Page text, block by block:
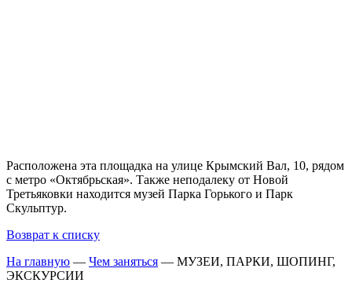
Расположена эта площадка на улице Крымский Вал, 10, рядом
с метро «Октябрьская». Также неподалеку от Новой
Третьяковки находится музей Парка Горького и Парк
Скульптур.
Возврат к списку
На главную — Чем заняться — МУЗЕИ, ПАРКИ, ШОПИНГ,
ЭКСКУРСИИ